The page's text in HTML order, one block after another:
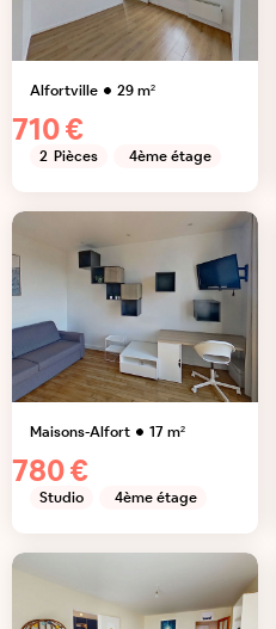
Alfortville 29m²
710 €
2 Pièces 4ème étage
Maisons-Alfort 17m²
780 €
Studio 4ème étage